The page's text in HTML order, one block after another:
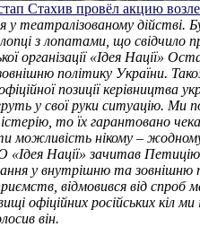
Стахив провёл акцию
у театралізованому дійстві.
з лопатами, що свідчило
організації «Ідея Нації»
політику України.
позиції керівництва
у свої руки ситуацію. Ми
то їх гарантовано
можливість нікому –
«Ідея Нації» зачитав Петицію
у внутрішню та зовнішню
відмовився від спроб
офіційних російських
він.